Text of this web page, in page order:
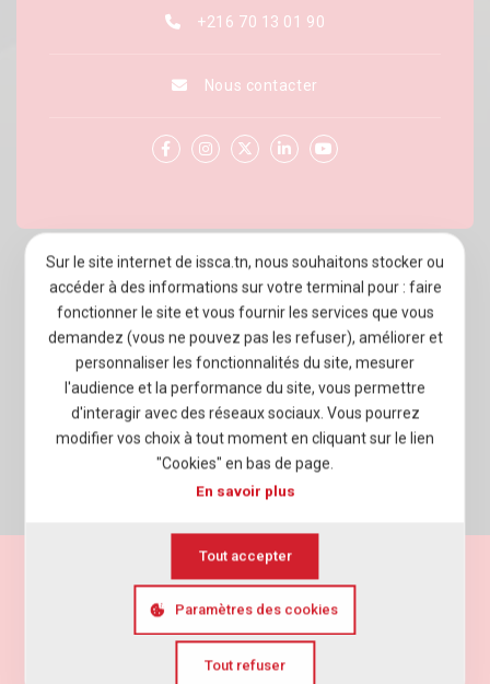
Sur le site internet de issca.tn, nous souhaitons stocker ou
accéder à des informations sur votre terminal pour : faire
fonctionner le site et vous fournir les services que vous
demandez (vous ne pouvez pas les refuser), améliorer et
personnaliser les fonctionnalités du site, mesurer
l'audience et la performance du site, vous permettre
d'interagir avec des réseaux sociaux. Vous pourrez
modifier vos choix à tout moment en cliquant sur le lien
"Cookies" en bas de page.
En savoir plus
Paramètres des cookies
Tout refuser
Tout accepter
À PROPOS D’ISSCA BUSINESS SCHOOL
PROGRAMMES
ADMISSION
VIE ÉTUDIANTE
ENTREPRISES
NEWSROOM
+216 70 13 01 90
Nous contacter
Politique de vie privée
Cookies
Agence webElyos Digital